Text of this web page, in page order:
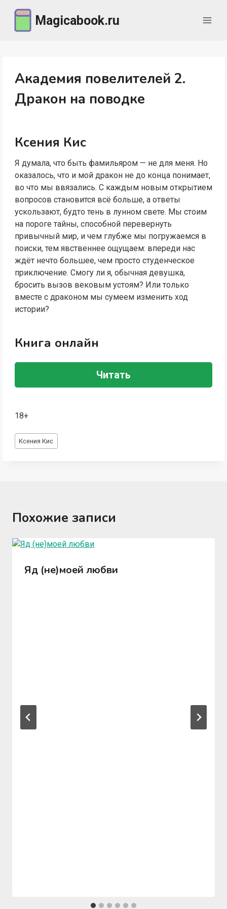
содержимому
Magicabook.ru
Академия повелителей 2.
Дракон на поводке
Ксения Кис
Я думала, что быть фамильяром — не для меня. Но
оказалось, что и мой дракон не до конца понимает,
во что мы ввязались. С каждым новым открытием
вопросов становится всё больше, а ответы
ускользают, будто тень в лунном свете. Мы стоим
на пороге тайны, способной перевернуть
привычный мир, и чем глубже мы погружаемся в
поиски, тем явственнее ощущаем: впереди нас
ждёт нечто большее, чем просто студенческое
приключение. Смогу ли я, обычная девушка,
бросить вызов вековым устоям? Или только
вместе с драконом мы сумеем изменить ход
истории?
Книга онлайн
Читать
18+
Метки
записи:
Ксения Кис
Похожие записи
Яд (не)моей любви